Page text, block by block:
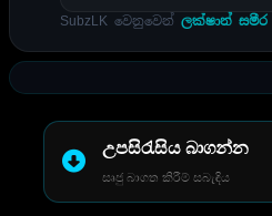
SubzLK වෙනුවෙන් ලක්ෂාන් සමීර
උපසිරැසිය බාගන්න
සෘජු බාගත කිරීම් සබැඳිය